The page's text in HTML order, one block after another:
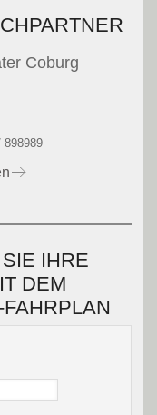
Coburg
898989
IHRE
DEM